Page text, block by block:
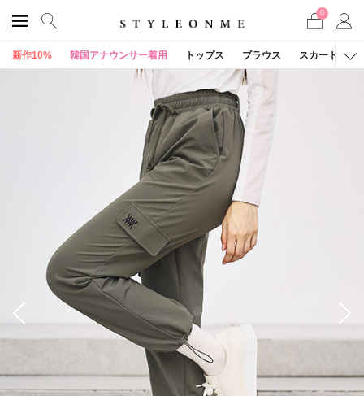
0
新作10% 韓国アナウンサー着用 トップス ブラウス スカート